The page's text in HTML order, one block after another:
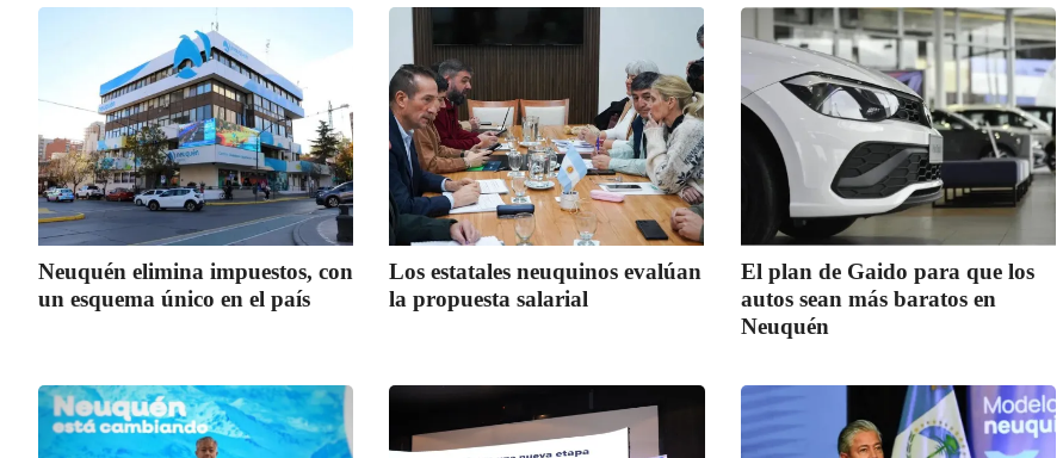
Neuquén elimina impuestos, con
un esquema único en el país
Los estatales neuquinos evalúan
la propuesta salarial
El plan de Gaido para que los
autos sean más baratos en
Neuquén